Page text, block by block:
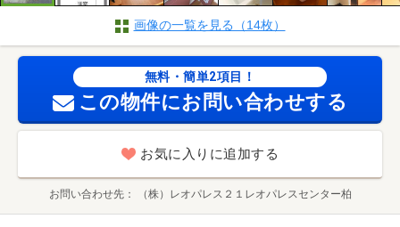
画像の一覧を見る（14枚）
無料・簡単2項目！
この物件にお問い合わせする
お気に入りに追加する
お問い合わせ先 （株）レオパレス２１レオパレスセンター柏